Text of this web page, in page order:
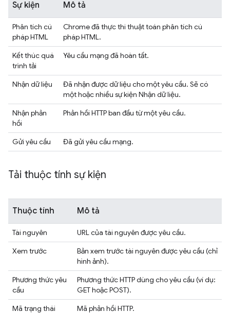
Sự kiện Mô tả
Phân tích cú
pháp HTML
Chrome đã thực thi thuật toán phân tích cú
pháp HTML.
Kết thúc quá
trình tải
Yêu cầu mạng đã hoàn tất.
Nhận dữ liệu
Đã nhận được dữ liệu cho một yêu cầu. Sẽ có
một hoặc nhiều sự kiện Nhận dữ liệu.
Nhận phản
hồi
Phản hồi HTTP ban đầu từ một yêu cầu.
Gửi yêu cầu Đã gửi yêu cầu mạng.
Tải thuộc tính sự kiện
Thuộc tính Mô tả
Tài nguyên
URL của tài nguyên được yêu cầu.
Xem trước
Bản xem trước tài nguyên được yêu cầu (chỉ
hình ảnh).
Phương thức yêu
cầu
Phương thức HTTP dùng cho yêu cầu (ví dụ:
GET hoặc POST).
Mã trạng thái
Mã phản hồi HTTP.